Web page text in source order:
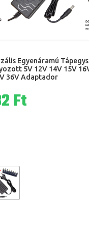
Egyenáramú
5V 12V 14V 15V
36V Adaptador
Ft